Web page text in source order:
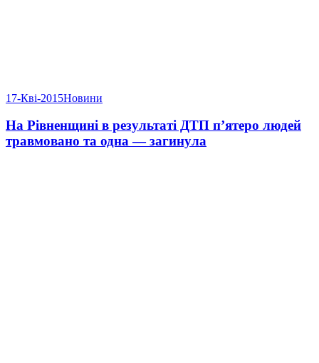
17-Кві-2015Новини
На Рівненщині в результаті ДТП п’ятеро людей
травмовано та одна — загинула